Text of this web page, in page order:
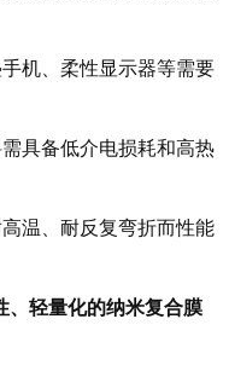
手机、柔性显示器等需要
需具备低介电损耗和高热
高温、耐反复弯折而性能
、轻量化的纳米复合膜